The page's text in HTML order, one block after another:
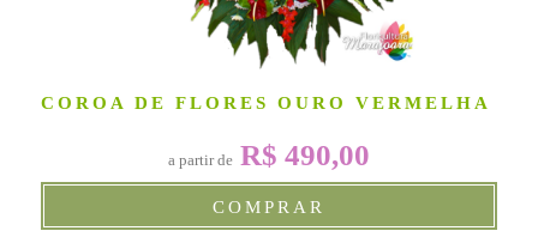
COROA DE FLORES OURO VERMELHA
a partir de R$ 490,00
COMPRAR